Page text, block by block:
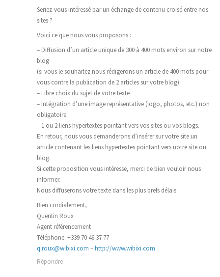
Seriez-vous intéressé par un échange de contenu croisé entre nos
sites ?
Voici ce que nous vous proposons :
– Diffusion d’un article unique de 300 à 400 mots environ sur notre
blog
(si vous le souhaitez nous rédigerons un article de 400 mots pour
vous contre la publication de 2 articles sur votre blog)
– Libre choix du sujet de votre texte
– Intégration d’une image représentative (logo, photos, etc.) non
obligatoire
– 1 ou 2 liens hypertextes pointant vers vos sites ou vos blogs.
En retour, nous vous demanderons d’insérer sur votre site un
article contenant les liens hypertextes pointant vers notre site ou
blog.
Si cette proposition vous intéresse, merci de bien vouloir nous
informer.
Nous diffuserons votre texte dans les plus brefs délais.
Bien cordialement,
Quentin Roux
Agent référencement
Téléphone: +339 70 46 37 77
q.roux@wibixi.com –http://www.wibixi.com
Répondre